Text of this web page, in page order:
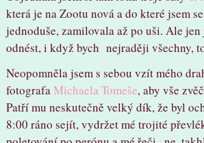
která je na Zootu nová a do které jsem
jednoduše, zamilovala až po uši. Ale
odnést, i když bych nejraději všechny,
Neopomněla jsem s sebou vzít mého
fotografaMichaela Tomeše, aby vše
Patří mu neskutečně velký dík, že byl
8:00 ráno sejít, vydržet mé trojité